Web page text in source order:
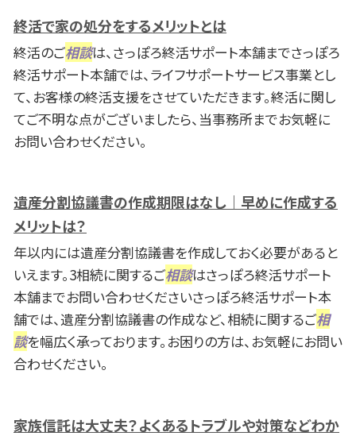
終活で家の処分をするメリットとは
終活のご相談は、さっぽろ終活サポート本舗までさっぽろ
終活サポート本舗では、ライフサポートサービス事業とし
て、お客様の終活支援をさせていただきます。終活に関し
てご不明な点がございましたら、当事務所までお気軽に
お問い合わせください。
遺産分割協議書の作成期限はなし｜早めに作成する
メリットは？
年以内には遺産分割協議書を作成しておく必要があると
いえます。3相続に関するご相談はさっぽろ終活サポート
本舗までお問い合わせくださいさっぽろ終活サポート本
舗では、遺産分割協議書の作成など、相続に関するご相
談を幅広く承っております。お困りの方は、お気軽にお問い
合わせください。
家族信託は大丈夫？よくあるトラブルや対策などわか